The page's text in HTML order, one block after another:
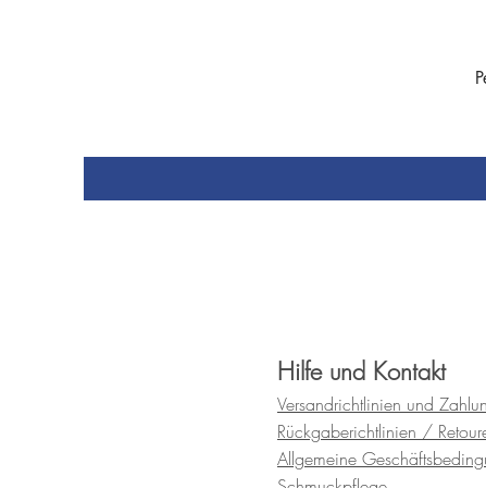
Hilfe und Kontakt
Versandrichtlinien und
Rückgaberichtlinien /
Allgemeine